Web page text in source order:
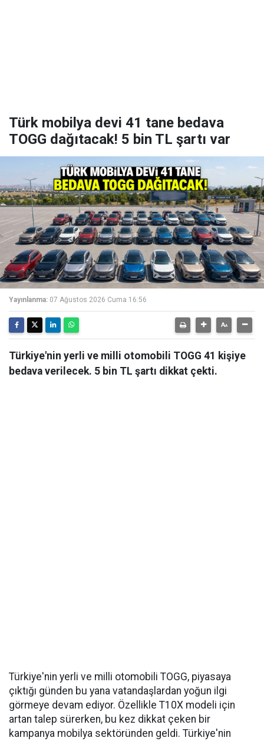
Türk mobilya devi 41 tane bedava
TOGG dağıtacak! 5 bin TL şartı var
Yayınlanma: 07 Ağustos 2026 Cuma 16:56
Türkiye'nin yerli ve milli otomobili TOGG 41 kişiye
bedava verilecek. 5 bin TL şartı dikkat çekti.
Türkiye'nin yerli ve milli otomobili TOGG, piyasaya
çıktığı günden bu yana vatandaşlardan yoğun ilgi
görmeye devam ediyor. Özellikle T10X modeli için
artan talep sürerken, bu kez dikkat çeken bir
kampanya mobilya sektöründen geldi. Türkiye'nin